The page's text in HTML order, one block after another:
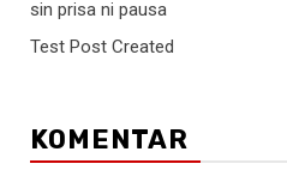
sin prisa ni pausa
Test Post Created
KOMENTAR